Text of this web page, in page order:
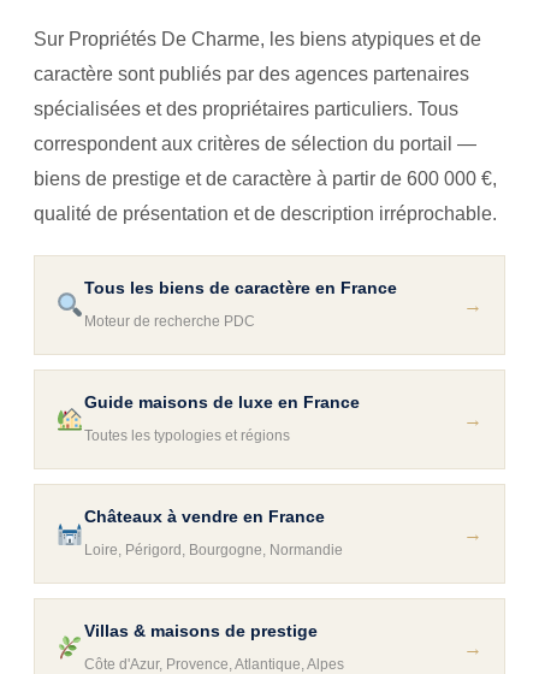
Sur Propriétés De Charme, les biens atypiques et de
caractère sont publiés par des agences partenaires
spécialisées et des propriétaires particuliers. Tous
correspondent aux critères de sélection du portail —
biens de prestige et de caractère à partir de 600 000 €,
qualité de présentation et de description irréprochable.
Tous les biens de caractère en France
Moteur de recherche PDC
→
Guide maisons de luxe en France
Toutes les typologies et régions
→
Châteaux à vendre en France
Loire, Périgord, Bourgogne, Normandie
→
Villas & maisons de prestige
Côte d'Azur, Provence, Atlantique, Alpes
→